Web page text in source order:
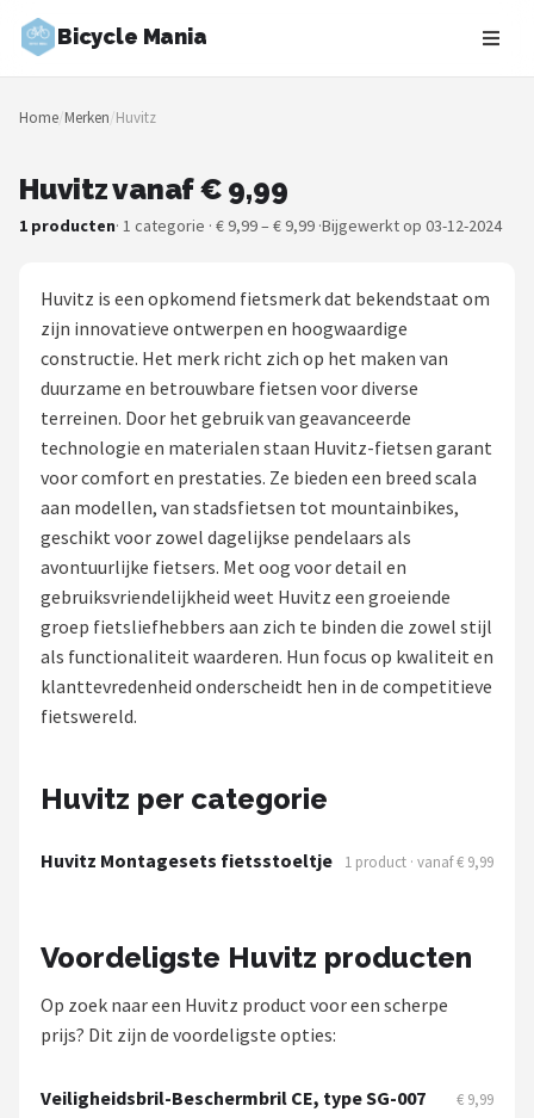
Bicycle Mania
Zoeken
NAVIGATIE
Merken
Blog
Fietsroutes
Stadsfietsen
Elektrische fietsen
Mountainbikes
Shop
POPULAIRE MERKEN
Basil
Volare
New Looxs
BBB Cycling
Home/Merken/Huvitz
Huvitz vanaf € 9,99
1 producten· 1 categorie · € 9,99 – € 9,99 ·Bijgewerkt op 03-12-2024
Huvitz is een opkomend fietsmerk dat bekendstaat om
zijn innovatieve ontwerpen en hoogwaardige
constructie. Het merk richt zich op het maken van
duurzame en betrouwbare fietsen voor diverse
terreinen. Door het gebruik van geavanceerde
technologie en materialen staan Huvitz-fietsen garant
voor comfort en prestaties. Ze bieden een breed scala
aan modellen, van stadsfietsen tot mountainbikes,
geschikt voor zowel dagelijkse pendelaars als
avontuurlijke fietsers. Met oog voor detail en
gebruiksvriendelijkheid weet Huvitz een groeiende
groep fietsliefhebbers aan zich te binden die zowel stijl
als functionaliteit waarderen. Hun focus op kwaliteit en
klanttevredenheid onderscheidt hen in de competitieve
fietswereld.
Huvitz per categorie
Huvitz Montagesets fietsstoeltje 1 product · vanaf € 9,99
Voordeligste Huvitz producten
Op zoek naar een Huvitz product voor een scherpe
prijs? Dit zijn de voordeligste opties:
Veiligheidsbril-Beschermbril CE, type SG-007
€ 9,99